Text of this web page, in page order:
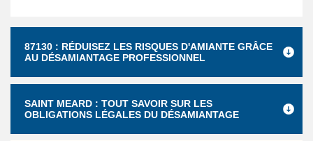
87130 : RÉDUISEZ LES RISQUES D'AMIANTE GRÂCE
AU DÉSAMIANTAGE PROFESSIONNEL
SAINT MEARD : TOUT SAVOIR SUR LES
OBLIGATIONS LÉGALES DU DÉSAMIANTAGE